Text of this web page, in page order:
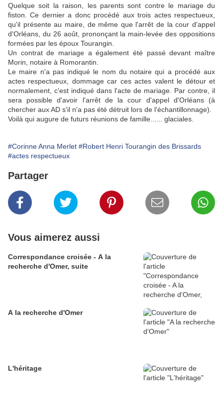
Quelque soit la raison, les parents sont contre le mariage du
fiston. Ce dernier a donc procédé aux trois actes respectueux,
qu'il présente au maire, de même que l'arrêt de la cour d'appel
d'Orléans, du 26 août, prononçant la main-levée des oppositions
formées par les époux Tourangin.
Un contrat de mariage a également été passé devant maître
Morin, notaire à Romorantin.
Le maire n'a pas indiqué le nom du notaire qui a procédé aux
actes respectueux, dommage car ces actes valent le détour et
normalement, c'est indiqué dans l'acte de mariage. Par contre, il
sera possible d'avoir l'arrêt de la cour d'appel d'Orléans (à
chercher aux AD s'il n'a pas été détruit lors de l'échantillonnage).
Voilà qui augure de futurs réunions de famille...... glaciales.
#Corinne Anna Merlet #Robert Henri Tourangin des Brissards
#actes respectueux
Partager
Vous aimerez aussi
Correspondance croisée - A la
recherche d'Omer, suite
A la recherche d'Omer
L'héritage